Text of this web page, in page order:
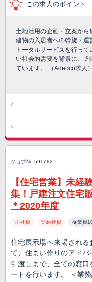
この求人のポイント
土地活用の企画・立案か
建物の入居者への斡旋・
トータルサービスを行っ
い社会的需要を背景に、
ています。 （Adecco求人）
ジョブNo.591782
【住宅営業】未経
集！戸建注文住宅
＊2020年度
正社員 契約社員 従業員
住宅展示場へ来場され
て、住まい作りのアド
引渡しまで、全ての窓
ートを行います。 ＜業